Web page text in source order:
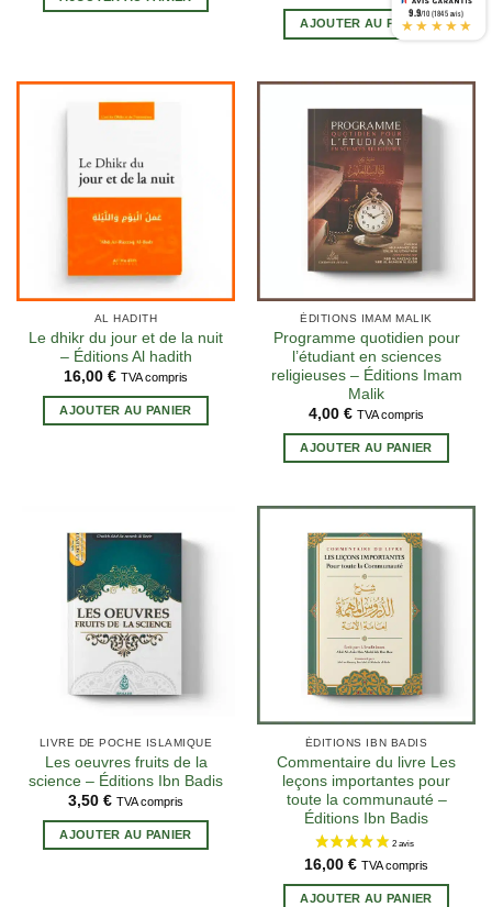
AJOUTER AU PANIER
AL HADITH
Le dhikr du jour et de la nuit
– Éditions Al hadith
16,00 € TVA compris
AJOUTER AU PANIER
ÉDITIONS IMAM MALIK
Programme quotidien pour
l’étudiant en sciences
religieuses – Éditions Imam
Malik
4,00 € TVA compris
AJOUTER AU PANIER
LIVRE DE POCHE ISLAMIQUE
Les oeuvres fruits de la
science – Éditions Ibn Badis
3,50 € TVA compris
AJOUTER AU PANIER
ÉDITIONS IBN BADIS
Commentaire du livre Les
leçons importantes pour
toute la communauté –
Éditions Ibn Badis
16,00 € TVA compris
AJOUTER AU PANIER
9.9/10 (1845 avis)
★★★★★